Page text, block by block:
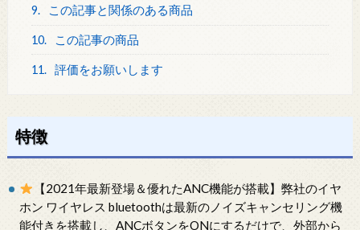
9. この記事と関係のある商品
10. この記事の商品
11. 評価をお願いします
特徴
【2021年最新登場＆優れたANC機能が搭載】弊社のイヤ
ホン ワイヤレス bluetoothは最新のノイズキャンセリング機
能付きを搭載し、ANCボタンをONにするだけで、外部から